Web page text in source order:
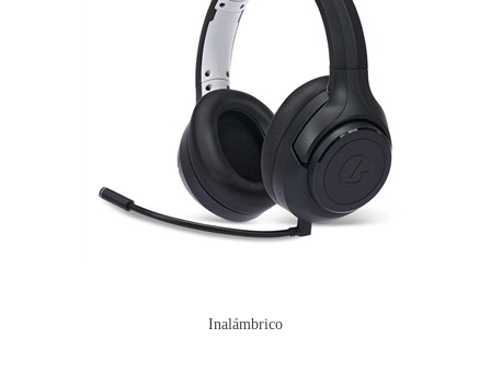
Inalámbrico